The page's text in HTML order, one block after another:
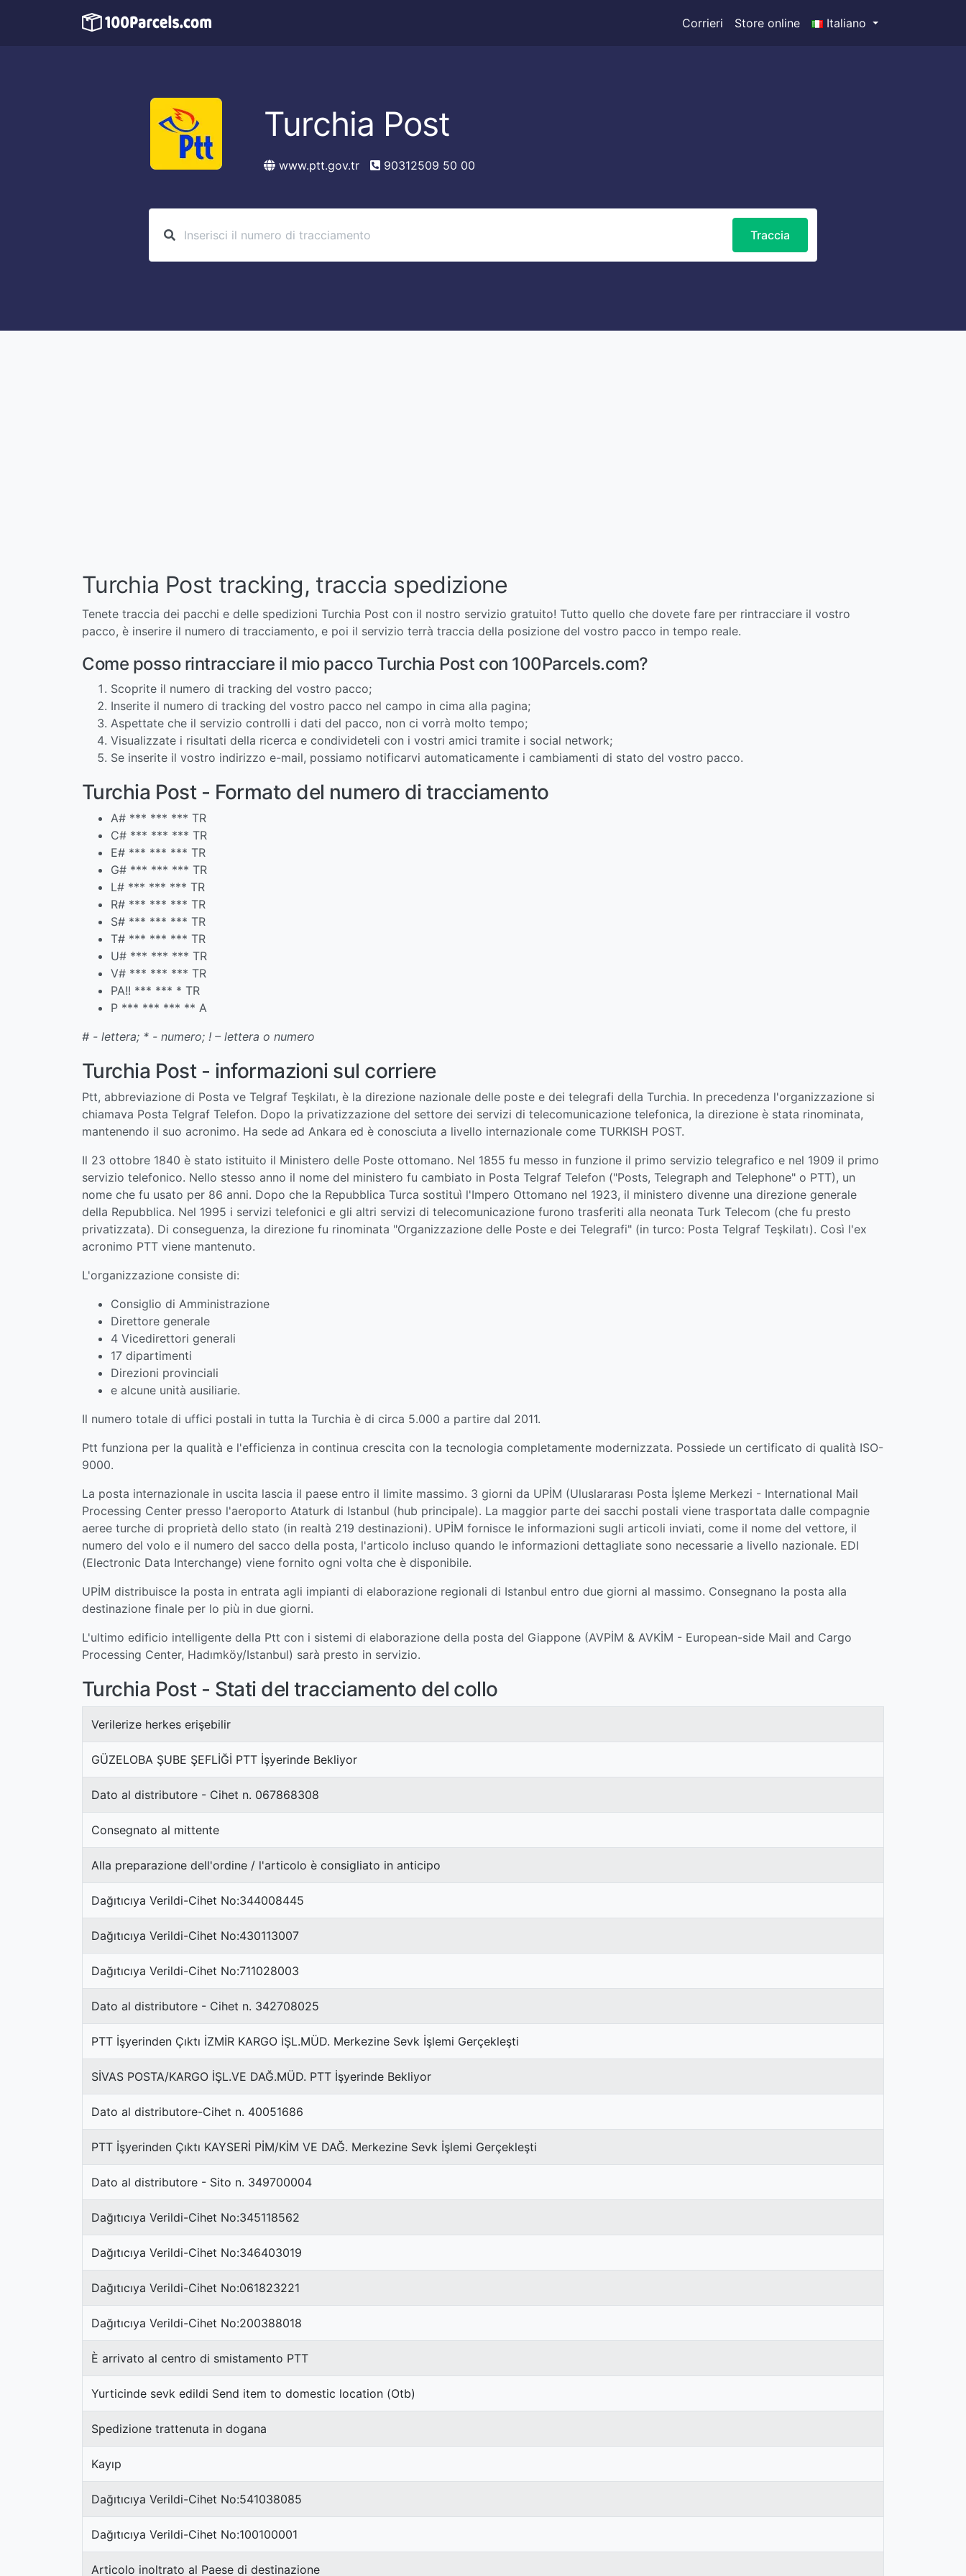
Corrieri Store online Italiano
Turchia Post
www.ptt.gov.tr 90312509 50 00
Traccia
Turchia Post tracking, traccia spedizione
Tenete traccia dei pacchi e delle spedizioni Turchia Post con il nostro servizio gratuito! Tutto quello che dovete fare per rintracciare il vostro
pacco, è inserire il numero di tracciamento, e poi il servizio terrà traccia della posizione del vostro pacco in tempo reale.
Come posso rintracciare il mio pacco Turchia Post con 100Parcels.com?
Scoprite il numero di tracking del vostro pacco;
Inserite il numero di tracking del vostro pacco nel campo in cima alla pagina;
Aspettate che il servizio controlli i dati del pacco, non ci vorrà molto tempo;
Visualizzate i risultati della ricerca e condivideteli con i vostri amici tramite i social network;
Se inserite il vostro indirizzo e-mail, possiamo notificarvi automaticamente i cambiamenti di stato del vostro pacco.
Turchia Post - Formato del numero di tracciamento
A# *** *** *** TR
C# *** *** *** TR
E# *** *** *** TR
G# *** *** *** TR
L# *** *** *** TR
R# *** *** *** TR
S# *** *** *** TR
T# *** *** *** TR
U# *** *** *** TR
V# *** *** *** TR
PA!! *** *** * TR
P *** *** *** ** A
# - lettera; * - numero; ! – lettera o numero
Turchia Post - informazioni sul corriere
Ptt, abbreviazione di Posta ve Telgraf Teşkilatı, è la direzione nazionale delle poste e dei telegrafi della Turchia. In precedenza l'organizzazione si
chiamava Posta Telgraf Telefon. Dopo la privatizzazione del settore dei servizi di telecomunicazione telefonica, la direzione è stata rinominata,
mantenendo il suo acronimo. Ha sede ad Ankara ed è conosciuta a livello internazionale come TURKISH POST.
Il 23 ottobre 1840 è stato istituito il Ministero delle Poste ottomano. Nel 1855 fu messo in funzione il primo servizio telegrafico e nel 1909 il primo
servizio telefonico. Nello stesso anno il nome del ministero fu cambiato in Posta Telgraf Telefon ("Posts, Telegraph and Telephone" o PTT), un
nome che fu usato per 86 anni. Dopo che la Repubblica Turca sostituì l'Impero Ottomano nel 1923, il ministero divenne una direzione generale
della Repubblica. Nel 1995 i servizi telefonici e gli altri servizi di telecomunicazione furono trasferiti alla neonata Turk Telecom (che fu presto
privatizzata). Di conseguenza, la direzione fu rinominata "Organizzazione delle Poste e dei Telegrafi" (in turco: Posta Telgraf Teşkilatı). Così l'ex
acronimo PTT viene mantenuto.
L'organizzazione consiste di:
Consiglio di Amministrazione
Direttore generale
4 Vicedirettori generali
17 dipartimenti
Direzioni provinciali
e alcune unità ausiliarie.
Il numero totale di uffici postali in tutta la Turchia è di circa 5.000 a partire dal 2011.
Ptt funziona per la qualità e l'efficienza in continua crescita con la tecnologia completamente modernizzata. Possiede un certificato di qualità ISO-
9000.
La posta internazionale in uscita lascia il paese entro il limite massimo. 3 giorni da UPİM (Uluslararası Posta İşleme Merkezi - International Mail
Processing Center presso l'aeroporto Ataturk di Istanbul (hub principale). La maggior parte dei sacchi postali viene trasportata dalle compagnie
aeree turche di proprietà dello stato (in realtà 219 destinazioni). UPİM fornisce le informazioni sugli articoli inviati, come il nome del vettore, il
numero del volo e il numero del sacco della posta, l'articolo incluso quando le informazioni dettagliate sono necessarie a livello nazionale. EDI
(Electronic Data Interchange) viene fornito ogni volta che è disponibile.
UPİM distribuisce la posta in entrata agli impianti di elaborazione regionali di Istanbul entro due giorni al massimo. Consegnano la posta alla
destinazione finale per lo più in due giorni.
L'ultimo edificio intelligente della Ptt con i sistemi di elaborazione della posta del Giappone (AVPİM & AVKİM - European-side Mail and Cargo
Processing Center, Hadımköy/Istanbul) sarà presto in servizio.
Turchia Post - Stati del tracciamento del collo
Verilerize herkes erişebilir
GÜZELOBA ŞUBE ŞEFLİĞİ PTT İşyerinde Bekliyor
Dato al distributore - Cihet n. 067868308
Consegnato al mittente
Alla preparazione dell'ordine / l'articolo è consigliato in anticipo
Dağıtıcıya Verildi-Cihet No:344008445
Dağıtıcıya Verildi-Cihet No:430113007
Dağıtıcıya Verildi-Cihet No:711028003
Dato al distributore - Cihet n. 342708025
PTT İşyerinden Çıktı İZMİR KARGO İŞL.MÜD. Merkezine Sevk İşlemi Gerçekleşti
SİVAS POSTA/KARGO İŞL.VE DAĞ.MÜD. PTT İşyerinde Bekliyor
Dato al distributore-Cihet n. 40051686
PTT İşyerinden Çıktı KAYSERİ PİM/KİM VE DAĞ. Merkezine Sevk İşlemi Gerçekleşti
Dato al distributore - Sito n. 349700004
Dağıtıcıya Verildi-Cihet No:345118562
Dağıtıcıya Verildi-Cihet No:346403019
Dağıtıcıya Verildi-Cihet No:061823221
Dağıtıcıya Verildi-Cihet No:200388018
È arrivato al centro di smistamento PTT
Yurticinde sevk edildi Send item to domestic location (Otb)
Spedizione trattenuta in dogana
Kayıp
Dağıtıcıya Verildi-Cihet No:541038085
Dağıtıcıya Verildi-Cihet No:100100001
Articolo inoltrato al Paese di destinazione